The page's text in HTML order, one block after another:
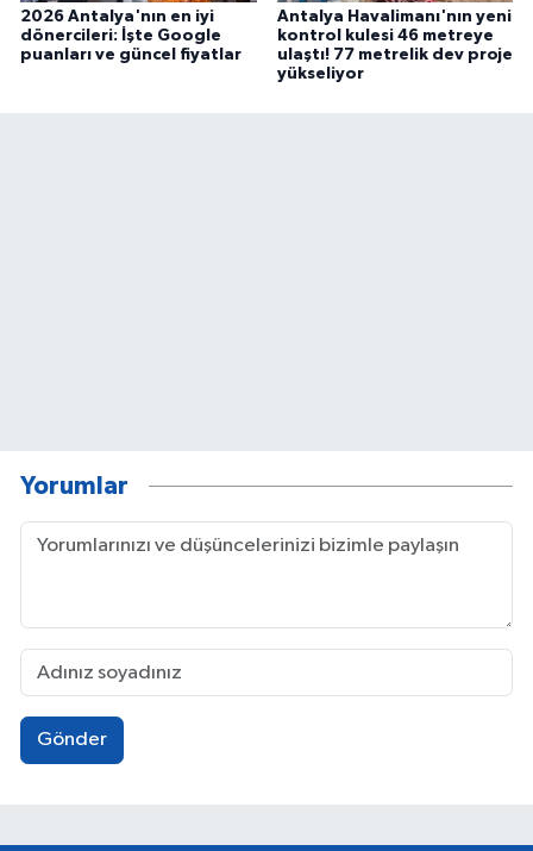
2026 Antalya'nın en iyi
dönercileri: İşte Google
puanları ve güncel fiyatlar
Antalya Havalimanı'nın yeni
kontrol kulesi 46 metreye
ulaştı! 77 metrelik dev proje
yükseliyor
Yorumlar
Gönder